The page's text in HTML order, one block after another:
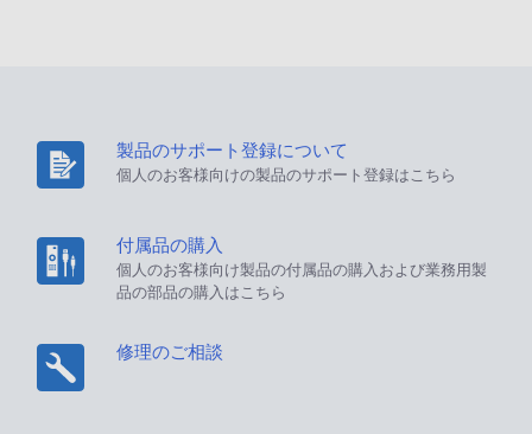
製品のサポート登録について
個人のお客様向けの製品のサポート登録はこちら
付属品の購入
個人のお客様向け製品の付属品の購入および業務用製
品の部品の購入はこちら
修理のご相談